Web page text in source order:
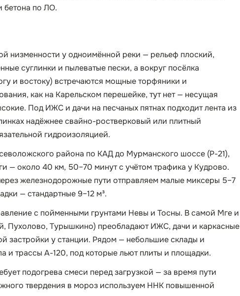
бетона по ЛО.
низменности у одноимённой реки — рельеф плоский,
суглинки и пылеватые пески, а вокруг посёлка
и востоку) встречаются мощные торфяники и
как на Карельском перешейке, тут нет — несущая
Под ИЖС и дачи на песчаных пятнах подходит лента из
надёжнее свайно-ростверковый или плитный
гидроизоляцией.
района по КАД до Мурманского шоссе (Р-21),
— около 40 км, 50–70 минут с учётом трафика у Кудрово.
железнодорожные пути отправляем малые миксеры 5–7
— стандартные 9–12 м³.
с пойменными грунтами Невы и Тосны. В самой Мге и
Пухолово, Турышкино) преобладают ИЖС, дачи и каркасные
застройки у станции. Рядом — небольшие склады и
и трассы А-120, под которые льют плиты и площадки.
подогрева смеси перед загрузкой — за время пути
твердения в мороз используем ННК повышенной